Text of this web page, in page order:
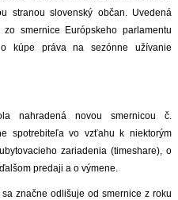
stranou slovenský občan. Uvedená
smernice Európskeho parlamentu
kúpe práva na sezónne užívanie
nahradená novou smernicou č.
spotrebiteľa vo vzťahu k niektorým
zariadenia (timeshare), o
predaji a o výmene.
značne odlišuje od smernice z roku